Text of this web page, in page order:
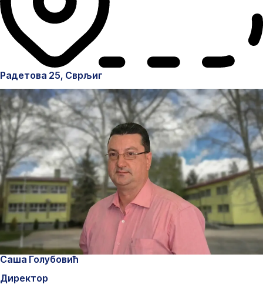
Радетова 25, Сврљиг
Саша Голубовић
Директор